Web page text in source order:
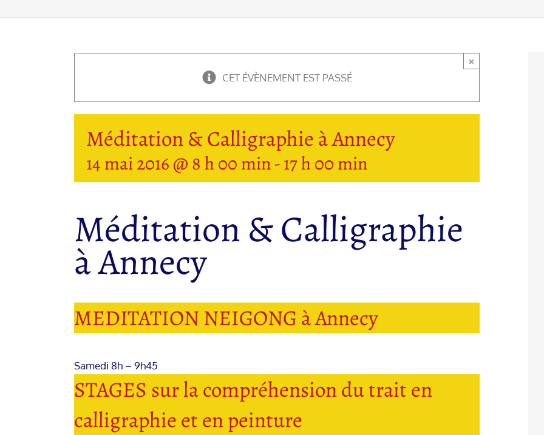
CET ÉVÈNEMENT EST PASSÉ
×
Méditation & Calligraphie à Annecy
14 mai 2016 @ 8 h 00 min-17 h 00 min
Méditation & Calligraphie
à Annecy
MEDITATION NEIGONG à Annecy
Samedi 8h – 9h45
STAGES sur la compréhension du trait en
calligraphie et en peinture